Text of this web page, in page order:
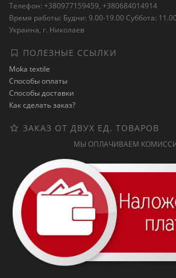
Телефон: +380977159459, +380684014914
Время работы: Будни: 9.00-19.00 Суббота:
Украина, г. Николаев
ПОЛЕЗНЫЕ ССЫЛКИ
Moka textile
Способы оплаты
Способы доставки
Как сделать заказ?
ЗАКАЗ ОТ ДВУХ ЕД. ТОВАРОВ
МЫ ОПЛАЧИВАЕМ